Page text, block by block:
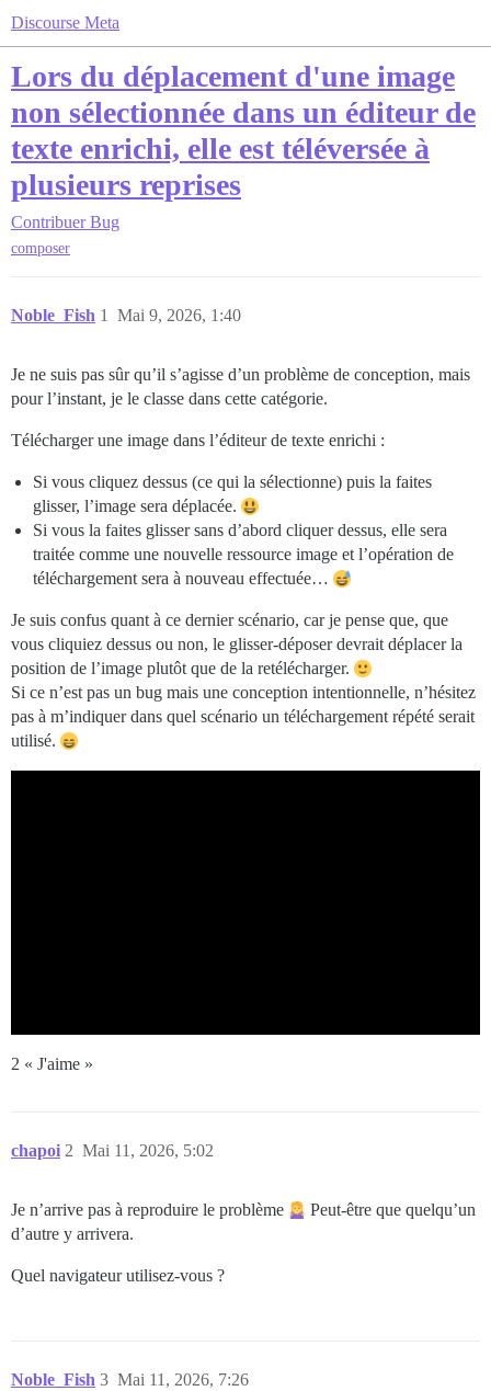
Discourse Meta
Lors du déplacement d'une image
non sélectionnée dans un éditeur de
texte enrichi, elle est téléversée à
plusieurs reprises
Contribuer Bug
composer
Noble_Fish Mai 9, 2026, 1:40
1
Je ne suis pas sûr qu’il s’agisse d’un problème de conception, mais
pour l’instant, je le classe dans cette catégorie.
Télécharger une image dans l’éditeur de texte enrichi :
Si vous cliquez dessus (ce qui la sélectionne) puis la faites
glisser, l’image sera déplacée.
Si vous la faites glisser sans d’abord cliquer dessus, elle sera
traitée comme une nouvelle ressource image et l’opération de
téléchargement sera à nouveau effectuée…
Je suis confus quant à ce dernier scénario, car je pense que, que
vous cliquiez dessus ou non, le glisser-déposer devrait déplacer la
position de l’image plutôt que de la retélécharger.
Si ce n’est pas un bug mais une conception intentionnelle, n’hésitez
pas à m’indiquer dans quel scénario un téléchargement répété serait
utilisé.
2 « J'aime »
chapoi Mai 11, 2026, 5:02
2
Je n’arrive pas à reproduire le problème
Peut-être que quelqu’un
d’autre y arrivera.
Quel navigateur utilisez-vous ?
Noble_Fish Mai 11, 2026, 7:26
3